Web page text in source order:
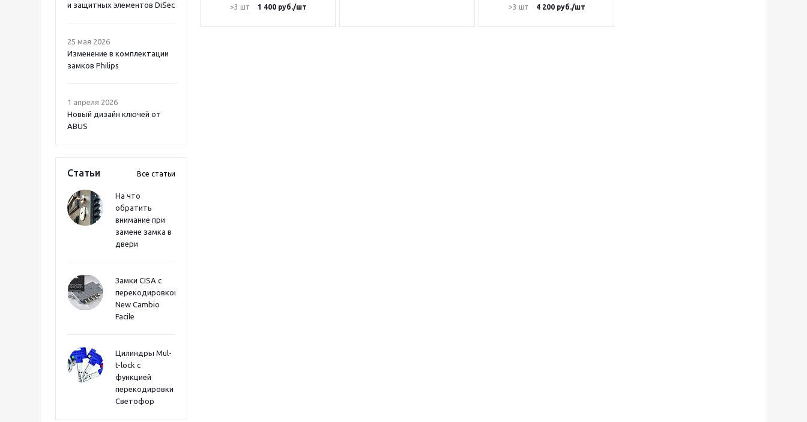
и защитных элементов DiSec
25 мая 2026
Изменение в комплектации
замков Philips
1 апреля 2026
Новый дизайн ключей от
ABUS
Статьи Все статьи
На что
обратить
внимание при
замене замка в
двери
Замки CISA с
перекодировкой
New Cambio
Facile
Цилиндры Mul-
t-lock с
функцией
перекодировки
Светофор
>3 шт
1 400руб./шт
>3 шт
4 200руб./шт